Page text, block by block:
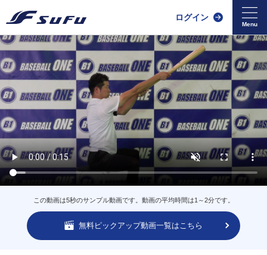
ログイン
この動画は5秒のサンプル動画です。動画の平均時間は1～2分です。
無料ピックアップ動画一覧はこちら